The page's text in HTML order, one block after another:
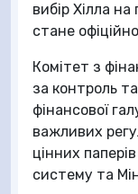
вибір Хілла
стане
Комітет з
за контроль
фінансової
важливих
цінних
систему та